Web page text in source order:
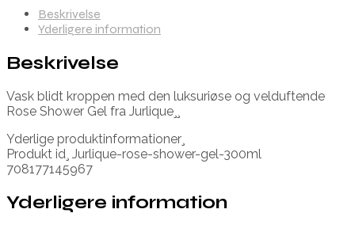
Beskrivelse
Yderligere information
Beskrivelse
Vask blidt kroppen med den luksuriøse og velduftende
Rose Shower Gel fra Jurlique¸¸
Yderlige produktinformationer¸
Produkt id¸ Jurlique-rose-shower-gel-300ml
708177145967
Yderligere information